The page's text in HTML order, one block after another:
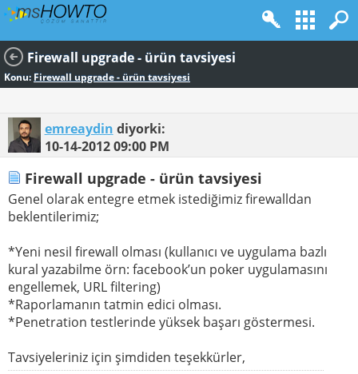
Firewall upgrade - ürün tavsiyesi
Konu: Firewall upgrade - ürün tavsiyesi
emreaydin diyorki:
10-14-201209:00 PM
Firewall upgrade - ürün tavsiyesi
Genel olarak entegre etmek istediğimiz firewalldan
beklentilerimiz;
*Yeni nesil firewall olması (kullanıcı ve uygulama bazlı
kural yazabilme örn: facebook’un poker uygulamasını
engellemek, URL filtering)
*Raporlamanın tatmin edici olması.
*Penetration testlerinde yüksek başarı göstermesi.
Tavsiyeleriniz için şimdiden teşekkürler,